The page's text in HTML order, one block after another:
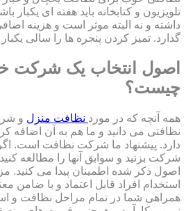
تلویزیون و کتابخانه باید هفته ای یکبار
داشته و نه البته موثر است و هزینه
گذارد. تمیز کردن پنجره ها را سالی یکبار
اصول انتخاب یک شرکت
چیست؟
همه آنچه که در مورد نظافت منزل و
نظافتی می دانید و ما هم به آن اضافه
دارد. پیشنهاد ما شرکت نظافت است.
شرکت بزنید و سوابق آنها را مطالعه
اصول ذکر شده اطمینان پیدا می
استخدام افراد قابل اعتماد و با ضامن
همراهی شما در تمام مراحل نظافت و